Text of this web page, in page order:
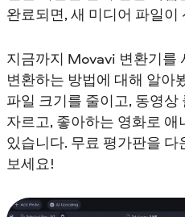
완료되면, 새 미디어 파일
지금까지 Movavi 변환기를
변환하는 방법에 대해 알아
파일 크기를 줄이고, 동영
자르고, 좋아하는 영화로
있습니다. 무료 평가판을
보세요!